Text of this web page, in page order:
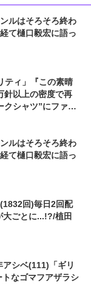
ルはそろそろ終わ
て樋口毅宏に語っ
ティ」『この素晴
針以上の密度で再
クシャツ”にファン
ルはそろそろ終わ
て樋口毅宏に語っ
回)毎日2回配
ごとに...!?/植田
アシベ(111)「ギリ
なゴマフアザラシ